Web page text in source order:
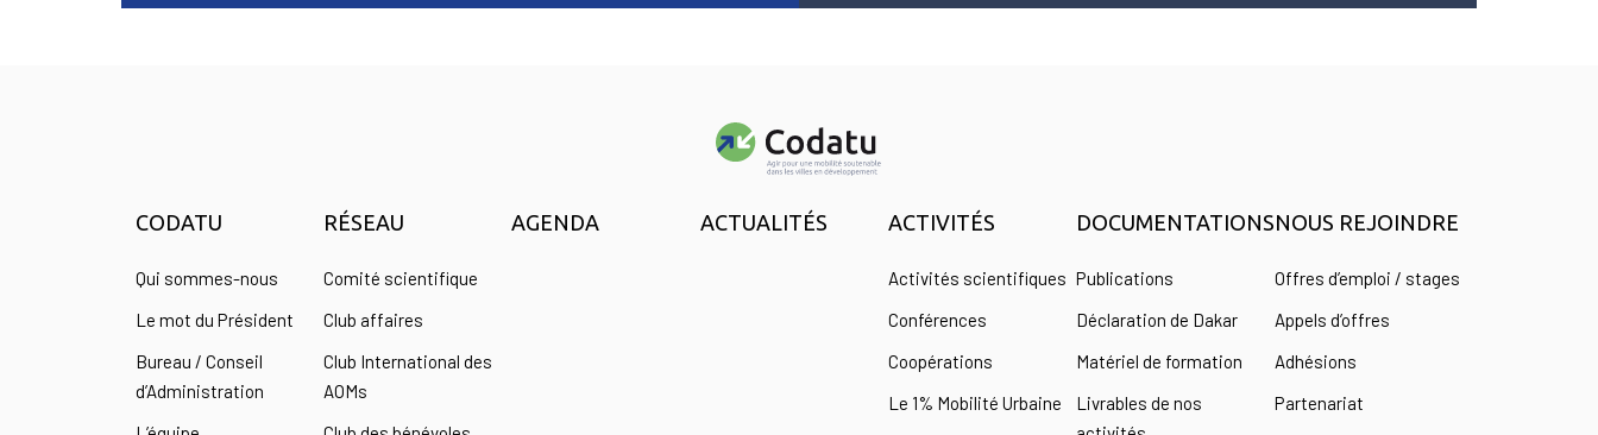
CODATU
Qui sommes-nous
Le mot du Président
Bureau / Conseil
d’Administration
RÉSEAU
Comité scientifique
Club affaires
Club International des
AOMs
AGENDA ACTUALITÉS ACTIVITÉS
Activités scientifiques
Conférences
Coopérations
Le 1% Mobilité Urbaine
DOCUMENTATIONS
Publications
Déclaration de Dakar
Matériel de formation
Livrables de nos
NOUS REJOINDRE
Offres d’emploi / stages
Appels d’offres
Adhésions
Partenariat